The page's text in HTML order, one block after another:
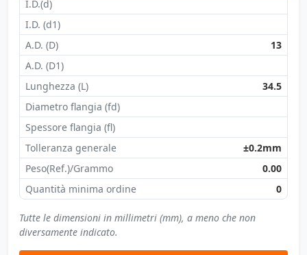
I.D.(d)
I.D. (d1)
A.D. (D)
13
A.D. (D1)
Lunghezza (L)
34.5
Diametro flangia (fd)
Spessore flangia (fl)
Tolleranza generale
±0.2mm
Peso(Ref.)/Grammo
0.00
Quantità minima ordine
0
Tutte le dimensioni in millimetri (mm), a meno che non
diversamente indicato.